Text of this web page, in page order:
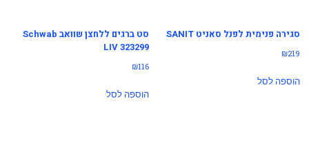
סגירה פנימית לפנל סאניט SANIT
₪219
הוספה לסל
סט ברגים ללחצן שוואב Schwab
LIV 323299
₪116
הוספה לסל